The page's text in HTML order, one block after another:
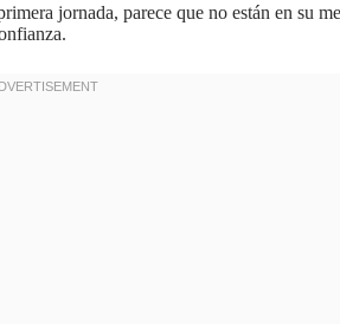
jornada, parece que no están en su